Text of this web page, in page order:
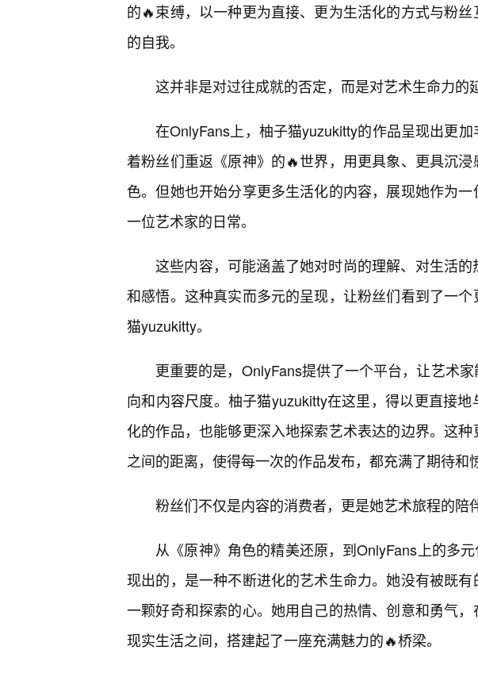
的🔥束缚，以一种更为直接、更为生活化的方式与粉
的自我。
这并非是对过往成就的否定，而是对艺术生命力的
在OnlyFans上，柚子猫yuzukitty的作品呈现出更
着粉丝们重返《原神》的🔥世界，用更具象、更具沉
色。但她也开始分享更多生活化的内容，展现她作为
一位艺术家的日常。
这些内容，可能涵盖了她对时尚的理解、对生活
和感悟。这种真实而多元的呈现，让粉丝们看到了一
猫yuzukitty。
更重要的是，OnlyFans提供了一个平台，让艺术
向和内容尺度。柚子猫yuzukitty在这里，得以更直接
化的作品，也能够更深入地探索艺术表达的边界。这
之间的距离，使得每一次的作品发布，都充满了期待和
粉丝们不仅是内容的消费者，更是她艺术旅程的陪
从《原神》角色的精美还原，到OnlyFans上的多
现出的，是一种不断进化的艺术生命力。她没有被既
一颗好奇和探索的心。她用自己的热情、创意和勇气
现实生活之间，搭建起了一座充满魅力的🔥桥梁。